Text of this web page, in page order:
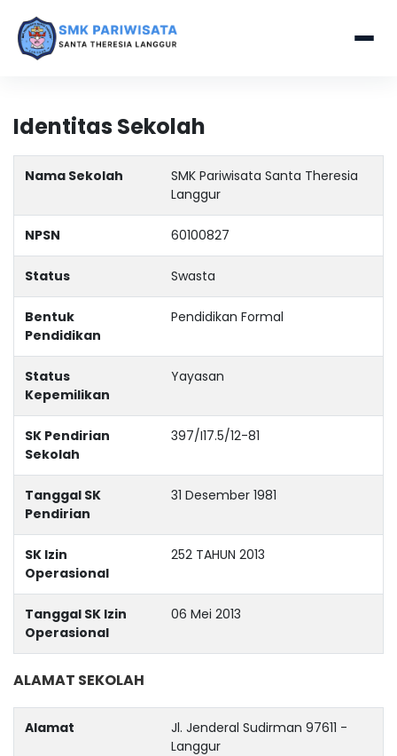
Identitas Sekolah
Nama Sekolah
SMK Pariwisata Santa Theresia
Langgur
NPSN 60100827
Status Swasta
Bentuk
Pendidikan
Pendidikan Formal
Status
Kepemilikan
Yayasan
SK Pendirian
Sekolah
397/I17.5/12-81
Tanggal SK
Pendirian
31 Desember 1981
SK Izin
Operasional
252 TAHUN 2013
Tanggal SK Izin
Operasional
06 Mei 2013
ALAMAT SEKOLAH
Alamat
Jl. Jenderal Sudirman 97611 -
Langgur